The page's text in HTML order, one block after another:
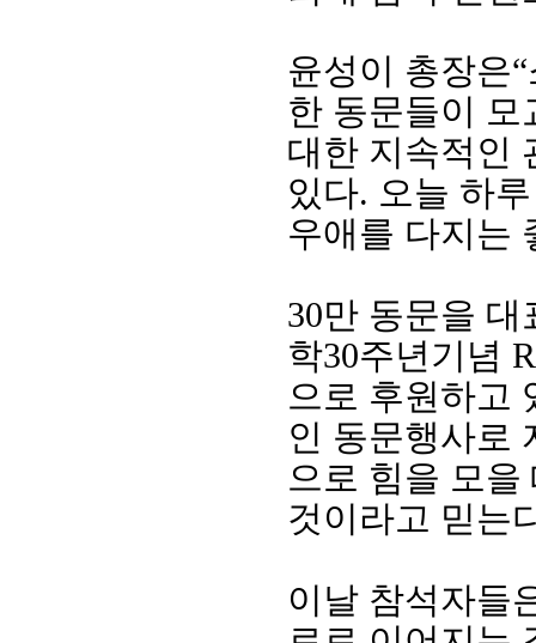
이사장 인사말
임원 현황
총동창
모교 소
동창회
포토뉴
윤성이 총장은“
한 동문들이 모
대한 지속적인
있다. 오늘 하
우애를 다지는
30만 동문을
학30주년기념
으로 후원하고
인 동문행사로
으로 힘을 모을
것이라고 믿는
이날 참석자들